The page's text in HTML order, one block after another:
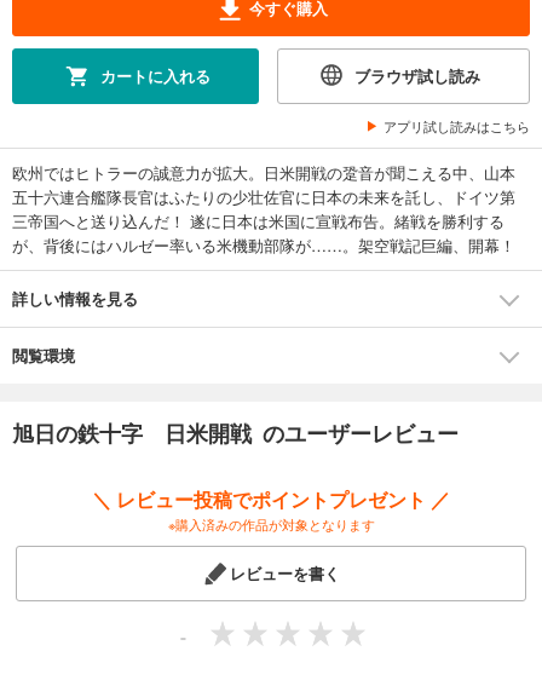
今すぐ購入
カートに入れる ブラウザ試し読み
アプリ試し読みはこちら
欧州ではヒトラーの誠意力が拡大。日米開戦の跫音が聞こえる中、山本
五十六連合艦隊長官はふたりの少壮佐官に日本の未来を託し、ドイツ第
三帝国へと送り込んだ！ 遂に日本は米国に宣戦布告。緒戦を勝利する
が、背後にはハルゼー率いる米機動部隊が……。架空戦記巨編、開幕！
詳しい情報を見る
閲覧環境
旭日の鉄十字 日米開戦 のユーザーレビュー
＼ レビュー投稿でポイントプレゼント ／
※購入済みの作品が対象となります
レビューを書く
-